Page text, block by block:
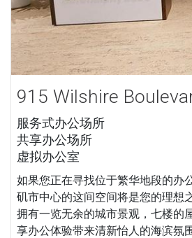
915 Wilshire
服务式办公场所
共享办公场所
虚拟办公室
如果您正在寻找位于繁华地段的办
矶市中心的这间空间将是您的理想
拥有一览无余的城市景观，七楼的
享办公体验带来清新怡人的海滨氛